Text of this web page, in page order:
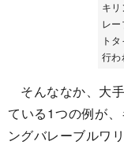
キ
レ
ト
行わ
そんななか、大
ている1つの例が
ングバレーブルワ